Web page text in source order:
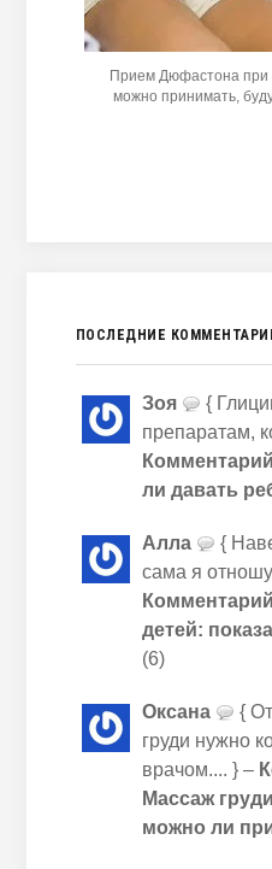
Прием Дюфастона при
можно принимать,
ПОСЛЕДНИЕ
Зоя
{
препаратам,
ли давать
Алла
{
сама я
детей:
(6)
Оксана
{
груди нужно
врачом.... } –
Массаж
можно ли